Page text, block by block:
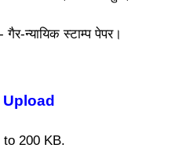
न्यायिक स्टाम्प पेपर।
to 200 KB.